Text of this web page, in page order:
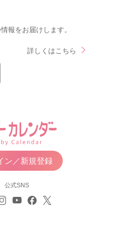
報をお届けします。
詳しくはこちら
ン／新規登録
公式SNS